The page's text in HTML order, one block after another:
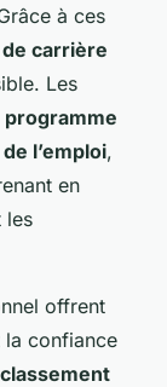
à ces
carrière
Les
programme
l’emploi,
en
les
offrent
la confiance